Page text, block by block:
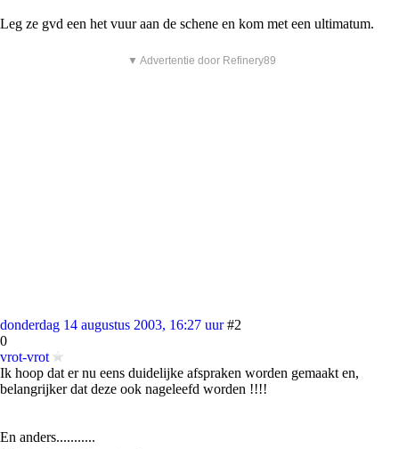
Leg ze gvd een het vuur aan de schene en kom met een ultimatum.
▼ Advertentie door Refinery89
donderdag 14 augustus 2003, 16:27 uur #2
0
vrot-vrot
Ik hoop dat er nu eens duidelijke afspraken worden gemaakt en,
belangrijker dat deze ook nageleefd worden !!!!
En anders...........